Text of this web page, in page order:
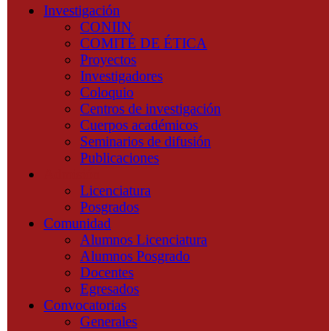
Investigación
CONIIN
COMITÉ DE ÉTICA
Proyectos
Investigadores
Coloquio
Centros de investigación
Cuerpos académicos
Seminarios de difusión
Publicaciones
Licenciatura
Posgrados
Comunidad
Alumnos Licenciatura
Alumnos Posgrado
Docentes
Egresados
Convocatorias
Generales